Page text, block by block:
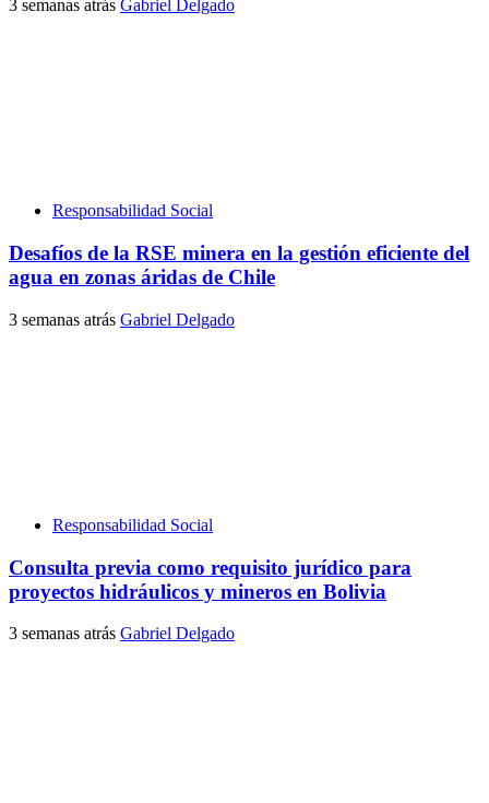
3 semanas atrás Gabriel Delgado
Responsabilidad Social
Desafíos de la RSE minera en la gestión eficiente del
agua en zonas áridas de Chile
3 semanas atrás Gabriel Delgado
Responsabilidad Social
Consulta previa como requisito jurídico para
proyectos hidráulicos y mineros en Bolivia
3 semanas atrás Gabriel Delgado